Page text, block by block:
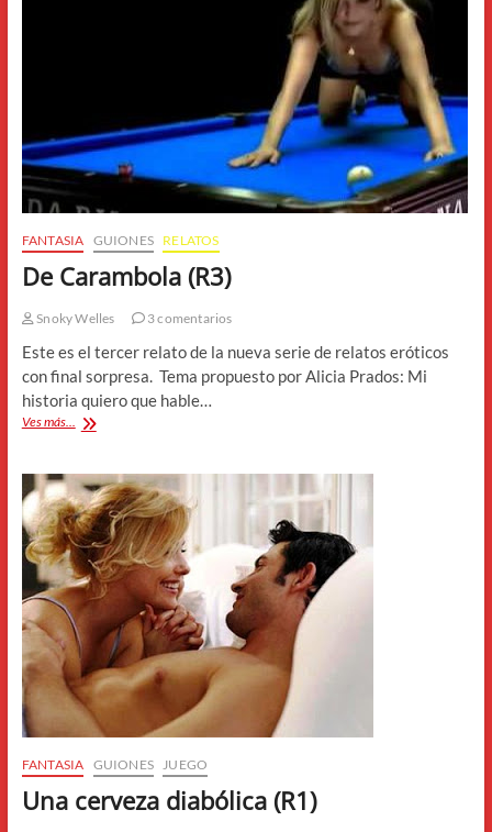
FANTASIA GUIONES RELATOS
De Carambola (R3)
Snoky Welles 3 comentarios
Este es el tercer relato de la nueva serie de relatos eróticos
con final sorpresa. Tema propuesto por Alicia Prados: Mi
historia quiero que hable…
Ves más...
De
FANTASIA GUIONES JUEGO
Una cerveza diabólica (R1)